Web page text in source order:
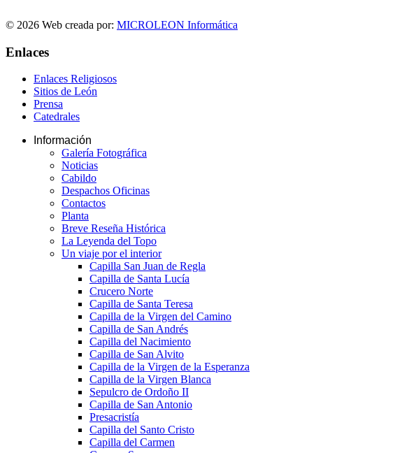
© 2026 Web creada por: MICROLEON Informática
Enlaces
Enlaces Religiosos
Sitios de León
Prensa
Catedrales
Información
Galería Fotográfica
Noticias
Cabildo
Despachos Oficinas
Contactos
Planta
Breve Reseña Histórica
La Leyenda del Topo
Un viaje por el interior
Capilla San Juan de Regla
Capilla de Santa Lucía
Crucero Norte
Capilla de Santa Teresa
Capilla de la Virgen del Camino
Capilla de San Andrés
Capilla del Nacimiento
Capilla de San Alvito
Capilla de la Virgen de la Esperanza
Capilla de la Virgen Blanca
Sepulcro de Ordoño II
Capilla de San Antonio
Presacristía
Capilla del Santo Cristo
Capilla del Carmen